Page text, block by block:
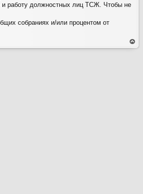
и работу должностных лиц ТСЖ. Чтобы не
собраниях и/или процентом от